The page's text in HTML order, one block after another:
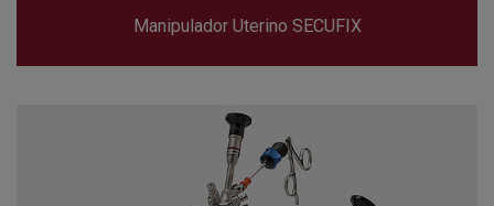
Manipulador Uterino SECUFIX